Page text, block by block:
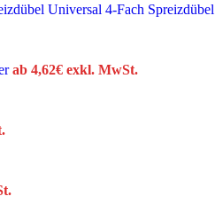
Universal 4-Fach Spreizdübel
ab 4,62€ exkl. MwSt.